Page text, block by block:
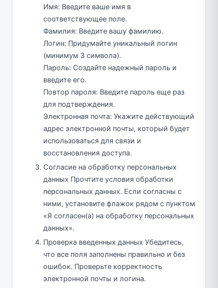
Имя: Введите ваше имя в
соответствующее поле.
Фамилия: Введите вашу фамилию.
Логин: Придумайте уникальный логин
(минимум 3 символа).
Пароль: Создайте надежный пароль и
введите его.
Повтор пароля: Введите пароль еще раз
для подтверждения.
Электронная почта: Укажите действующий
адрес электронной почты, который будет
использоваться для связи и
восстановления доступа.
Согласие на обработку персональных
данных Прочтите условия обработки
персональных данных. Если согласны с
ними, установите флажок рядом с пунктом
«Я согласен(а) на обработку персональных
данных».
Проверка введенных данных Убедитесь,
что все поля заполнены правильно и без
ошибок. Проверьте корректность
электронной почты и логина.